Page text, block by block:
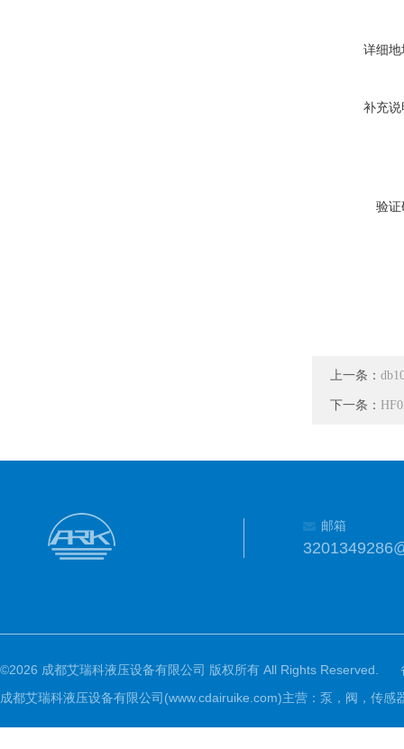
详细
补充
验
上一条：
下一条：
邮箱
©2026 成都艾瑞科液压设备有限公司 版权所有 All Rights Reserved.
成都艾瑞科液压设备有限公司(www.cdairuike.com)主营：泵，阀，传